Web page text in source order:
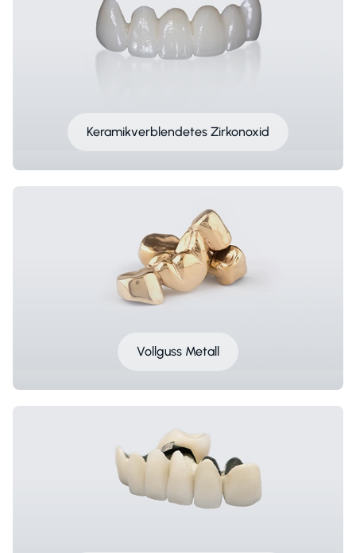
Keramikverblendetes Zirkonoxid
Vollguss Metall